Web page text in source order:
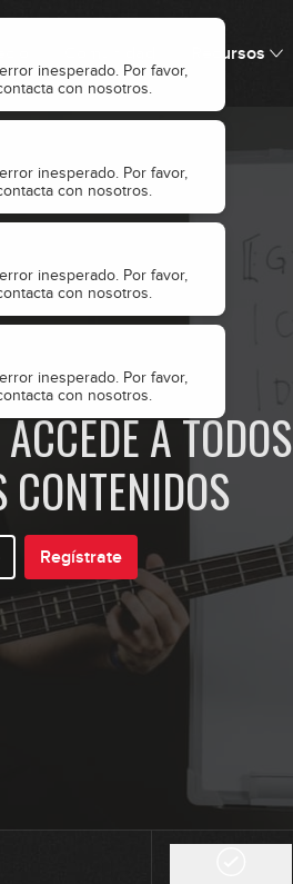
inesperado. Por favor,
con nosotros.
Recursos
·
A TODOS
CONTENIDOS
Regístrate